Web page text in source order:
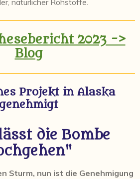
2023 ->
Blog
Projekt in Alaska
genehmigt
die Bombe
Sturm, nun ist die Genehmigung